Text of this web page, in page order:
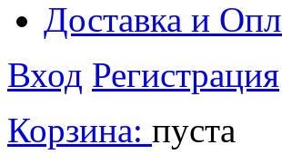
Доставка и
Вход Регистрация
Корзина: пуста